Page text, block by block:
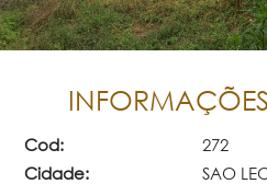
Cod:
272
Cidade:
SAO